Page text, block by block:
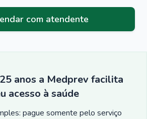
com atendente
anos a Medprev facilita
acesso à saúde
pague somente pelo serviço